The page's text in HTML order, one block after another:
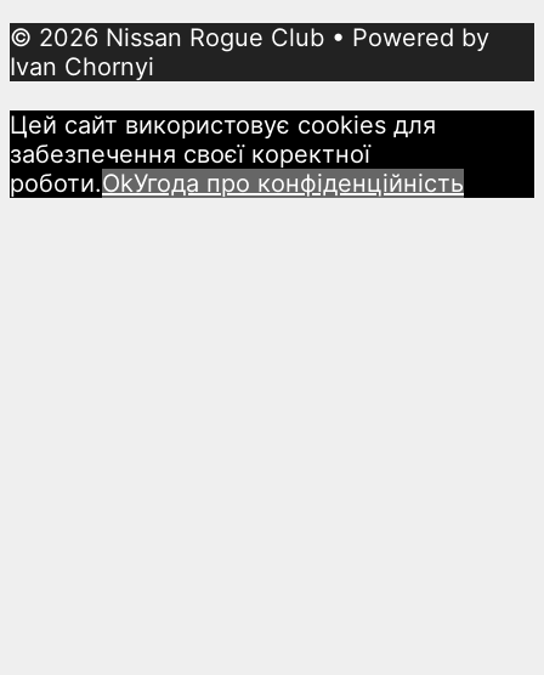
© 2026 Nissan Rogue Club • Powered by
Ivan Chornyi
Цей сайт використовує cookies для
забезпечення своєї коректної
роботи.OkУгода про конфіденційність